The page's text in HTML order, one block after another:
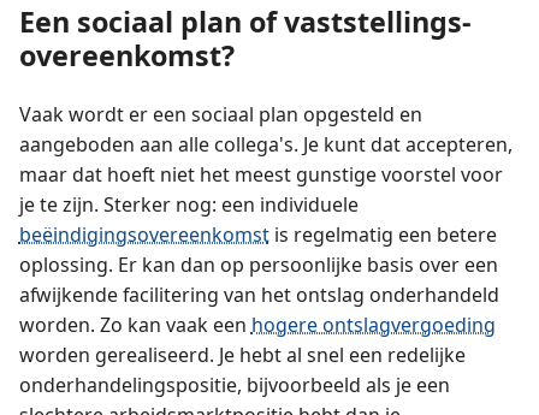
Een sociaal plan of vaststellings­
overeenkomst?
Vaak wordt er een sociaal plan opgesteld en
aangeboden aan alle collega's. Je kunt dat accepteren,
maar dat hoeft niet het meest gunstige voorstel voor
je te zijn. Sterker nog: een individuele
beëindigingsovereenkomstis regelmatig een betere
oplossing. Er kan dan op persoonlijke basis over een
afwijkende facilitering van het ontslag onderhandeld
worden. Zo kan vaak een hogere ontslagvergoeding
worden gerealiseerd. Je hebt al snel een redelijke
onderhandelingspositie, bijvoorbeeld als je een